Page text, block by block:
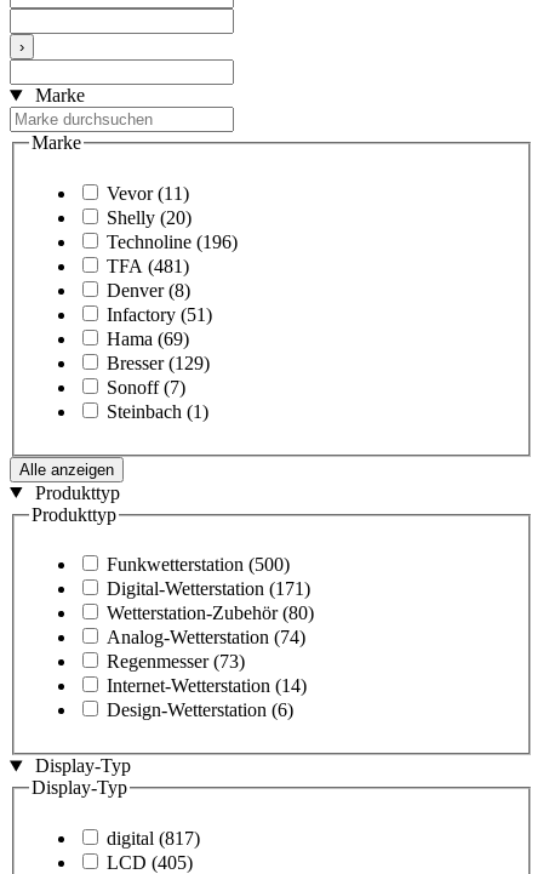
›
Marke
Marke
Vevor (11)
Shelly (20)
Technoline (196)
TFA (481)
Denver (8)
Infactory (51)
Hama (69)
Bresser (129)
Sonoff (7)
Steinbach (1)
Alle anzeigen
Produkttyp
Produkttyp
Funkwetterstation (500)
Digital-Wetterstation (171)
Wetterstation-Zubehör (80)
Analog-Wetterstation (74)
Regenmesser (73)
Internet-Wetterstation (14)
Design-Wetterstation (6)
Display-Typ
Display-Typ
digital (817)
LCD (405)